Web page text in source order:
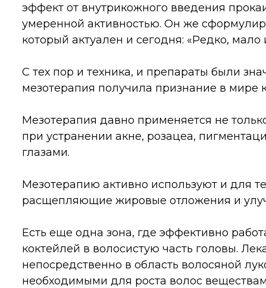
эффект от внутрикожного введения
умеренной активностью. Он же
который актуален и сегодня: «Редко, мало
С тех пор и техника, и препараты были
мезотерапия получила признание в мире
Мезотерапия давно применяется не
при устранении акне, розацеа,
глазами.
Мезотерапию активно используют и для
расщепляющие жировые отложения и
Есть еще одна зона, где эффективно
коктейлей в волосистую часть головы.
непосредственно в область волосяной
необходимыми для роста волос